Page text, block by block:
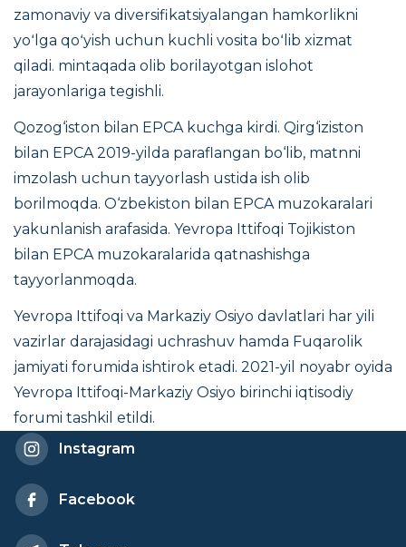
zamonaviy va diversifikatsiyalangan hamkorlikni
yoʻlga qoʻyish uchun kuchli vosita boʻlib xizmat
qiladi. mintaqada olib borilayotgan islohot
jarayonlariga tegishli.
Qozog‘iston bilan EPCA kuchga kirdi. Qirg‘iziston
bilan EPCA 2019-yilda paraflangan bo‘lib, matnni
imzolash uchun tayyorlash ustida ish olib
borilmoqda. O‘zbekiston bilan EPCA muzokaralari
yakunlanish arafasida. Yevropa Ittifoqi Tojikiston
bilan EPCA muzokaralarida qatnashishga
tayyorlanmoqda.
Yevropa Ittifoqi va Markaziy Osiyo davlatlari har yili
vazirlar darajasidagi uchrashuv hamda Fuqarolik
jamiyati forumida ishtirok etadi. 2021-yil noyabr oyida
Yevropa Ittifoqi-Markaziy Osiyo birinchi iqtisodiy
forumi tashkil etildi.
Instagram
Facebook